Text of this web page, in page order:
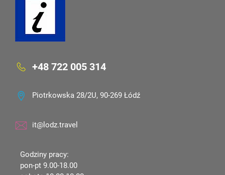
+48 722 005 314
Piotrkowska 28/2U, 90-269 Łódź
it@lodz.travel
Godziny pracy:
pon-pt 9.00-18.00